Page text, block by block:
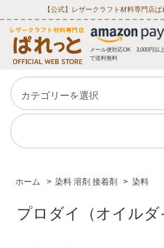
【公式】レザークラフト材料専門店
メール便対応OK 3,000円以上
で送料無料
ホーム > 染料 溶剤 接着剤 > 染料
プロダイ（オイルダ